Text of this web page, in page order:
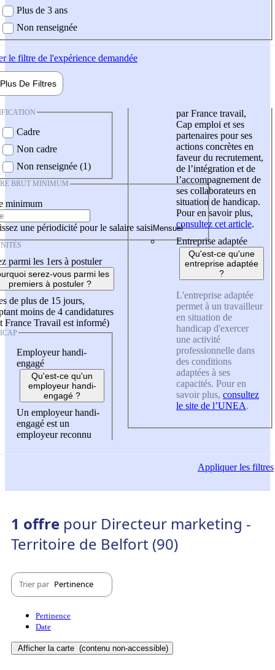
Plus de 3 ans
Non renseignée
le filtre de l'expérience demandée
Plus De Filtres
Cadre
Non cadre
Non renseignée (1)
BRUT MINIMUM
minimum
une périodicité pour le salaire saisi
parmi les 1ers à postuler
serez-vous parmi les
premiers à postuler ?
de plus de 15 jours,
moins de 4 candidatures
France Travail est informé)
Employeur handi-
engagé
Qu'est-ce qu'un
employeur handi-
engagé ?
Un employeur handi-
engagé est un
employeur reconnu
par France travail,
Cap emploi et ses
partenaires pour ses
actions concrètes en
faveur du recrutement,
de l’intégration et de
l’accompagnement de
ses collaborateurs en
situation de handicap.
Pour en savoir plus,
consultez cet article.
Entreprise adaptée
Qu'est-ce qu'une
entreprise adaptée
?
L'entreprise adaptée
permet à un travailleur
en situation de
handicap d'exercer
une activité
professionnelle dans
des conditions
adaptées à ses
capacités. Pour en
savoir plus, consultez
le site de l’UNEA.
Appliquerles filtres
1 offre pour Directeur marketing -
Territoire de Belfort (90)
Trier par Pertinence
Pertinence
Date
Afficher la carte (contenu non-accessible)